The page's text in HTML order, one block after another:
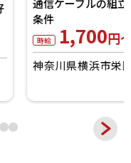
通信ケーブルの組立
条件
時給 1,700円～
神奈川県横浜市栄区